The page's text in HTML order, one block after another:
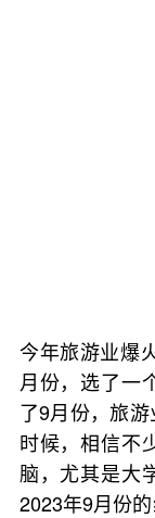
今年旅游业爆
月份，选了一
了9月份，旅
时候，相信不
脑，尤其是大
2023年9月份